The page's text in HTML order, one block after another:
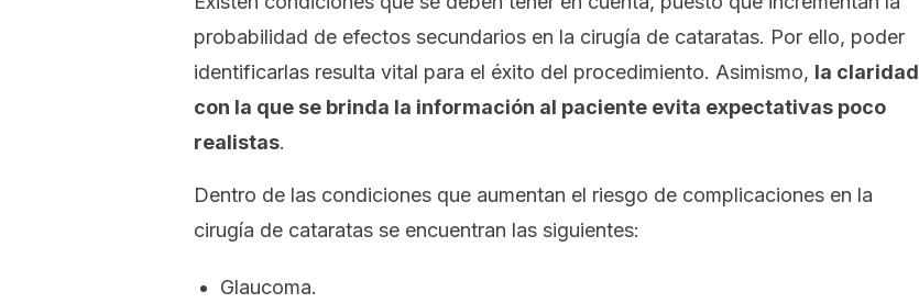
probabilidad de efectos secundarios en la cirugía de cataratas. Por ello, poder
identificarlas resulta vital para el éxito del procedimiento. Asimismo, la claridad
con la que se brinda la información al paciente evita expectativas poco
realistas.
Dentro de las condiciones que aumentan el riesgo de complicaciones en la
cirugía de cataratas se encuentran las siguientes:
Glaucoma.